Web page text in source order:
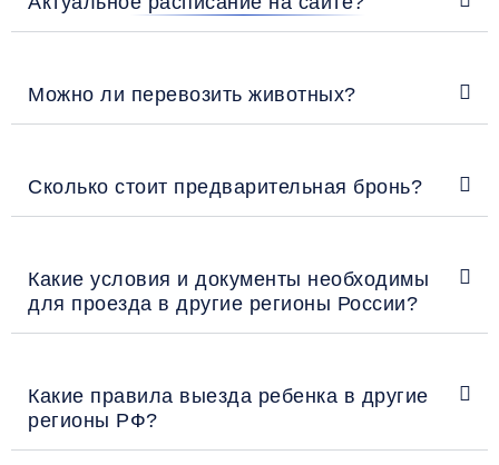
Можно ли перевозить животных?
Сколько стоит предварительная бронь?
Какие условия и документы необходимы
для проезда в другие регионы России?
Какие правила выезда ребенка в другие
регионы РФ?